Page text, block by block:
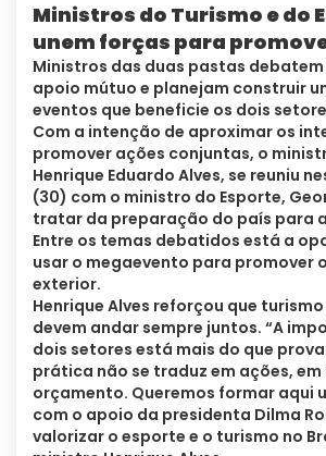
Ministros do Turismo e do
unem forças para
Ministros das duas pastas
apoio mútuo e planejam construir
eventos que beneficie os dois
Com a intenção de aproximar os
promover ações conjuntas, o
Henrique Eduardo Alves, se reuniu
(30) com o ministro do Esporte,
tratar da preparação do país para
Entre os temas debatidos está a
usar o megaevento para promover
exterior.
Henrique Alves reforçou que
devem andar sempre juntos. “A
dois setores está mais do que
prática não se traduz em ações, em
orçamento. Queremos formar aqui
com o apoio da presidenta Dilma
valorizar o esporte e o turismo no